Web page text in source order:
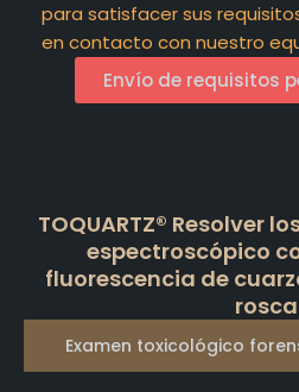
para satisfacer sus
en contacto con nuestro
Envío de requisitos
TOQUARTZ® Resolver
espectroscópico
fluorescencia de
rosca
Examen toxicológico